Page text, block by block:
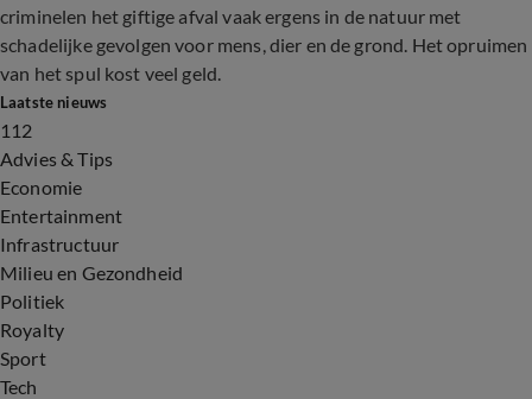
criminelen het giftige afval vaak ergens in de natuur met
schadelijke gevolgen voor mens, dier en de grond. Het opruimen
van het spul kost veel geld.
Laatste nieuws
112
Advies & Tips
Economie
Entertainment
Infrastructuur
Milieu en Gezondheid
Politiek
Royalty
Sport
Tech